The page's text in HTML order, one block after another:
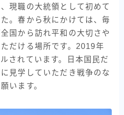
現職の大統領として初めて
。春から秋にかけては、毎
国から訪れ平和の大切さや
だける場所です。2019年
されています。日本国民だ
見学していただき戦争のな
います。